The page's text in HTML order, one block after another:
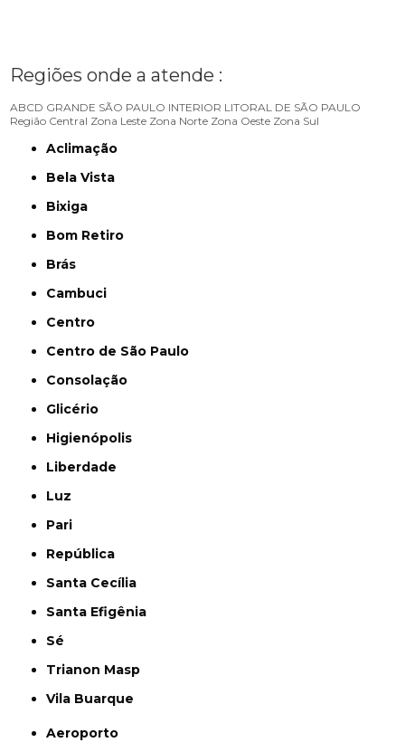
Regiões onde a atende :
ABCD GRANDE SÃO PAULO INTERIOR LITORAL DE SÃO PAULO
Região Central Zona Leste Zona Norte Zona Oeste Zona Sul
Aclimação
Bela Vista
Bixiga
Bom Retiro
Brás
Cambuci
Centro
Centro de São Paulo
Consolação
Glicério
Higienópolis
Liberdade
Luz
Pari
República
Santa Cecília
Santa Efigênia
Sé
Trianon Masp
Vila Buarque
Aeroporto